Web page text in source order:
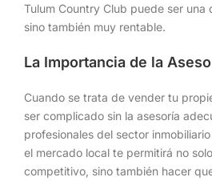
Tulum Country Club puede ser una
sino también muy rentable.
La Importancia de la
Cuando se trata de vender tu
ser complicado sin la asesoría
profesionales del sector
el mercado local te permitirá no
competitivo, sino también hacer